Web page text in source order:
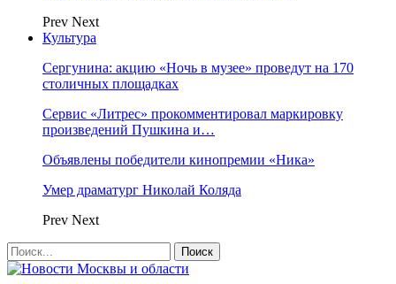
Prev Next
Культура
Сергунина: акцию «Ночь в музее» проведут на 170
столичных площадках
Сервис «Литрес» прокомментировал маркировку
произведений Пушкина и…
Объявлены победители кинопремии «Ника»
Умер драматург Николай Коляда
Prev Next